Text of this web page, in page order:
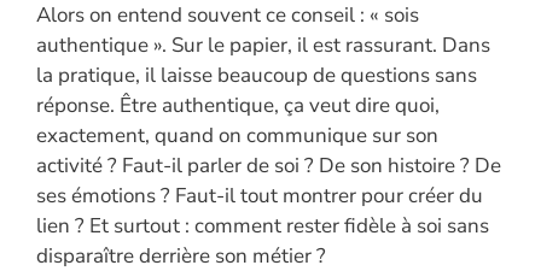
Alors on entend souvent ce conseil : « sois
authentique ». Sur le papier, il est rassurant. Dans
la pratique, il laisse beaucoup de questions sans
réponse. Être authentique, ça veut dire quoi,
exactement, quand on communique sur son
activité ? Faut-il parler de soi ? De son histoire ? De
ses émotions ? Faut-il tout montrer pour créer du
lien ? Et surtout : comment rester fidèle à soi sans
disparaître derrière son métier ?